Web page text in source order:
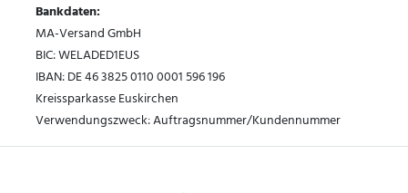
Bankdaten:
MA-Versand GmbH
BIC: WELADED1EUS
IBAN: DE 46 3825 0110 0001 596 196
Kreissparkasse Euskirchen
Verwendungszweck: Auftragsnummer/Kundennummer